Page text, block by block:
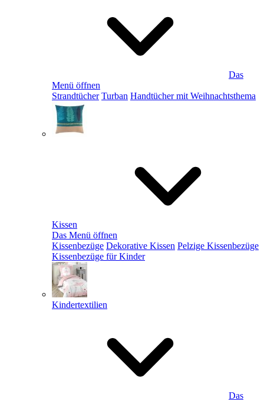
Das
Menü öffnen
Strandtücher Turban Handtücher mit Weihnachtsthema
Kissen
Das Menü öffnen
Kissenbezüge Dekorative Kissen Pelzige Kissenbezüge
Kissenbezüge für Kinder
Kindertextilien
Das